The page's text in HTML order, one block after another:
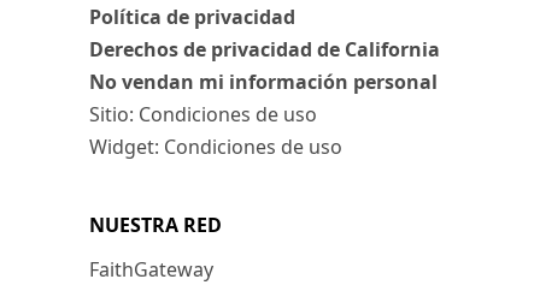
Política de privacidad
Derechos de privacidad de California
No vendan mi información personal
Sitio: Condiciones de uso
Widget: Condiciones de uso
NUESTRA RED
FaithGateway